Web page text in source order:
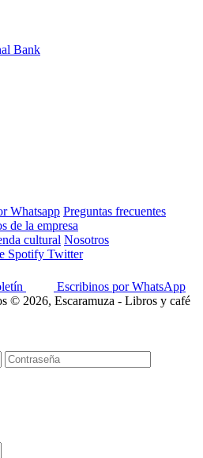
Whatsapp Preguntas frecuentes
de la empresa
cultural Nosotros
Spotify Twitter
Escribinos por WhatsApp
© 2026, Escaramuza - Libros y café